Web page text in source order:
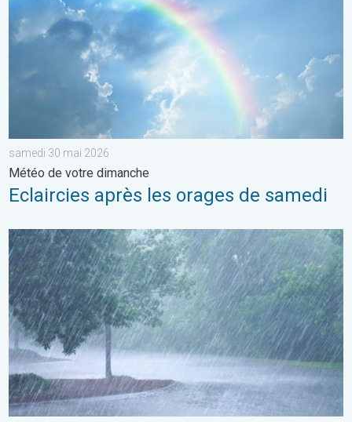
samedi 30 mai 2026
Météo de votre dimanche
Eclaircies après les orages de samedi
Plusieurs perturbations au programme. Bulletin météo à 5